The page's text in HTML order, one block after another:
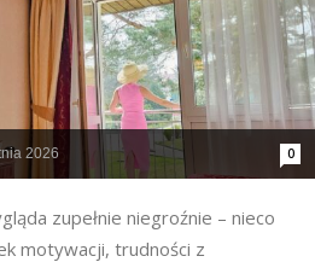
2026 0
zupełnie niegroźnie – nieco
motywacji, trudności z